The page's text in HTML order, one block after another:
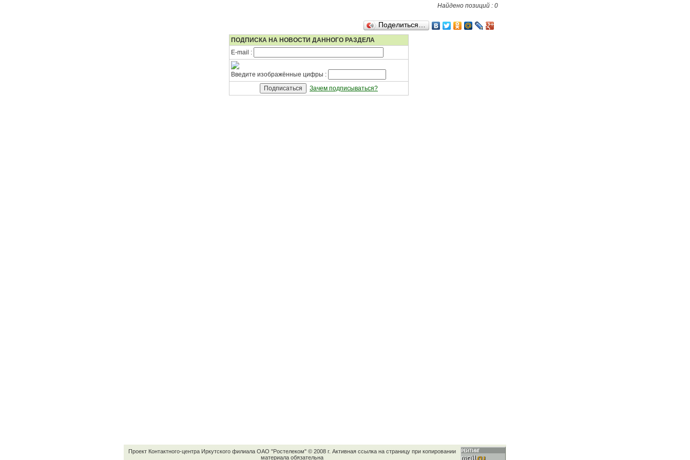
Найдено позиций : 0
Поделиться…
ПОДПИСКА НА НОВОСТИ ДАННОГО РАЗДЕЛА
E-mail :
Введите изображённые цифры :
Зачем подписываться?
Проект Контактного-центра Иркутского филиала ОАО "Ростелеком" © 2008 г. Активная ссылка на страницу при копировании
материала обязательна